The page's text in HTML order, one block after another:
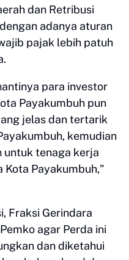
dan Retribusi
adanya aturan
pajak lebih patuh
para investor
Payakumbuh pun
jelas dan tertarik
kemudian
untuk tenaga kerja
Payakumbuh,"
Fraksi Gerindara
agar Perda ini
dan diketahui